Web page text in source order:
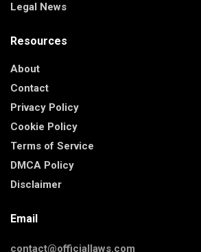
Legal News
Resources
About
Contact
Privacy Policy
Cookie Policy
Terms of Service
DMCA Policy
Disclaimer
Email
contact@officiallaws.com